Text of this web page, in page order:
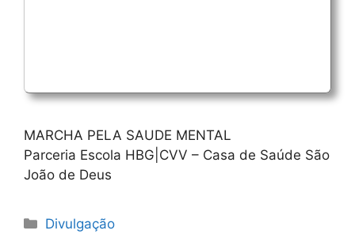
MARCHA PELA SAUDE MENTAL
Parceria Escola HBG|CVV – Casa de Saúde São
João de Deus
Categorias
Divulgação